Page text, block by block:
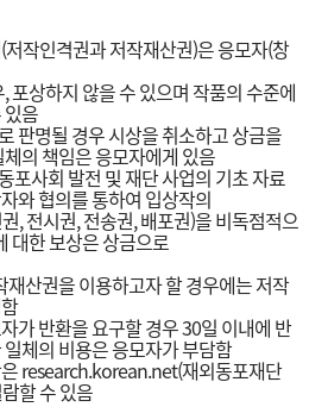
작인격권과 저작재산권)은 응모자(창
포상하지 않을 수 있으며 작품의 수준에
있음
판명될 경우 시상을 취소하고 상금을
의 책임은 응모자에게 있음
포사회 발전 및 재단 사업의 기초 자료
와 협의를 통하여 입상작의
, 전시권, 전송권, 배포권)을 비독점적으
대한 보상은 상금으로
재산권을 이용하고자 할 경우에는 저작
가 반환을 요구할 경우 30일 이내에 반
체의 비용은 응모자가 부담함
research.korean.net(재외동포재단
할 수 있음